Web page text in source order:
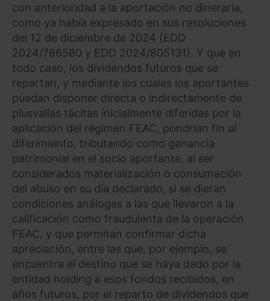
con anterioridad a la aportación no dineraria,
como ya había expresado en sus resoluciones
del 12 de diciembre de 2024 (EDD
2024/786560 y EDD 2024/805131). Y que en
todo caso, los dividendos futuros que se
repartan, y mediante los cuales los aportantes
puedan disponer directa o indirectamente de
plusvalías tácitas inicialmente diferidas por la
aplicación del régimen FEAC, pondrían fin al
diferimiento, tributando como ganancia
patrimonial en el socio aportante, al ser
considerados materialización o consumación
del abuso en su día declarado, si se dieran
condiciones análogas a las que llevaron a la
calificación como fraudulenta de la operación
FEAC, y que permitan confirmar dicha
apreciación, entre las que, por ejemplo, se
encuentra el destino que se haya dado por la
entidad holding a esos fondos recibidos, en
años futuros, por el reparto de dividendos que